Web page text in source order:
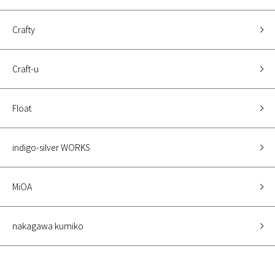
Crafty
Craft-u
Float
indigo-silver WORKS
MiOA
nakagawa kumiko